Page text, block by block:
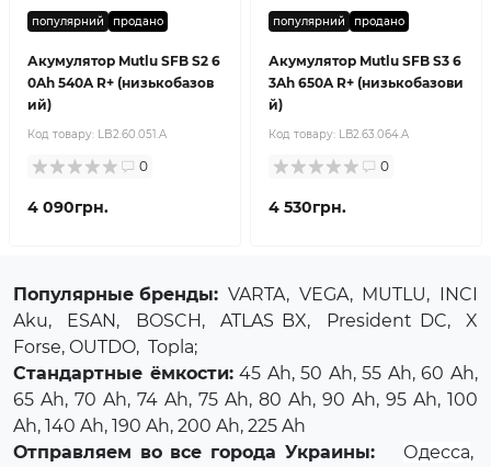
популярний продано
Акумулятор Mutlu SFB S2 6
0Ah 540A R+ (низькобазов
ий)
Код товару: LB2.60.051.A
0
4 090грн.
популярний продано
Акумулятор Mutlu SFB S3 6
3Ah 650A R+ (низькобазови
й)
Код товару: LВ2.63.064.A
0
4 530грн.
Популярные бренды: VARTA, VEGA, MUTLU, INCI
Aku, ESAN, BOSCH,ATLAS BX, President DC,X
Forse, OUTDO, Topla;
Стандартные ёмкости:45 Ah, 50 Ah, 55 Ah, 60 Ah,
65 Ah, 70 Ah, 74 Ah, 75 Ah, 80 Ah, 90 Ah, 95 Ah, 100
Ah, 140 Ah, 190 Ah, 200 Ah, 225 Ah
Отправляем во все города Украины:
Одесса,